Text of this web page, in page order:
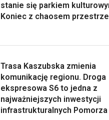
stanie się parkiem
Koniec z chaosem
Trasa Kaszubska zmienia
komunikację regionu. Droga
ekspresowa S6 to jedna z
najważniejszych inwestycji
infrastrukturalnych Pomorza